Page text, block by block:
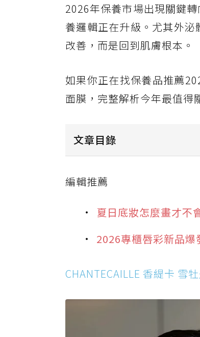
2026年保養市場出現關鍵
養邏輯正在升級。尤其外
改善，而是回到肌膚根本。
如果你正在找保養品推薦
面膜，完整解析今年最值得
文章目錄
ARTISTRY雅芝 OMEGA多效
DR.CINK 雪姬外泌體喚白精
FORTE 10%胎盤素肌活精質
嬌蘭 蘭鑽極萃氧生輕乳霜
編輯推薦
夏日底妝怎麼畫才不
2026專櫃唇彩新品爆
CHANTECAILLE 香緹卡 雪